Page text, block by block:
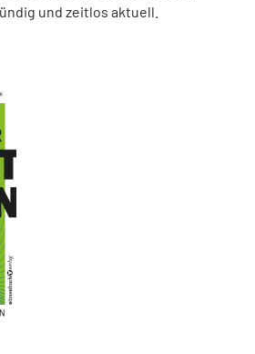
und zeitlos aktuell.